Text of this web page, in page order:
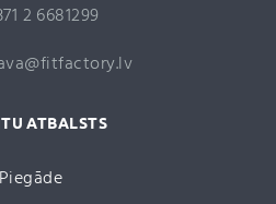
2 6681299
ATBALSTS
Piegāde